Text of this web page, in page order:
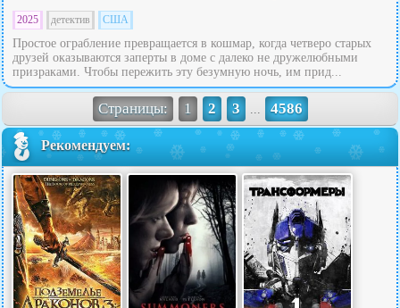
2025 детектив США
Простое ограбление превращается в кошмар, когда четверо старых
друзей оказываются заперты в доме с далеко не дружелюбными
призраками. Чтобы пережить эту безумную ночь, им прид...
Страницы: 1 2 3 ... 4586
Рекомендуем: